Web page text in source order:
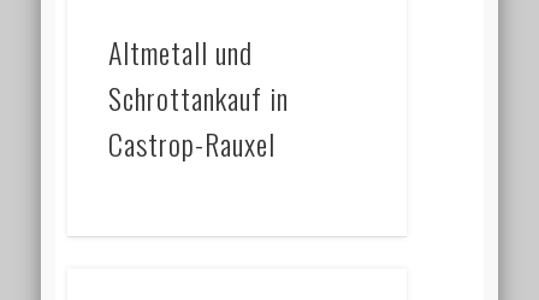
Altmetall und
Schrottankauf in
Castrop-Rauxel